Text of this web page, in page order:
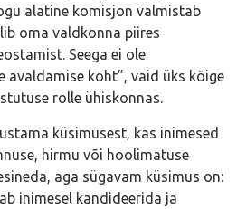
alatine komisjon valmistab
oma valdkonna piires
Seega ei ole
avaldamise koht”, vaid üks kõige
rolle ühiskonnas.
küsimusest, kas inimesed
hirmu või hoolimatuse
aga sügavam küsimus on:
inimesel kandideerida ja